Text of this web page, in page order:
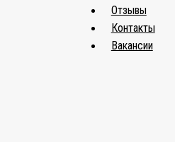
Отзывы
Контакты
Вакансии